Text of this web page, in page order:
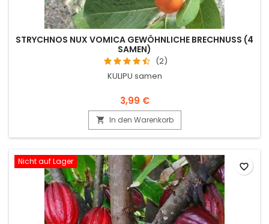
STRYCHNOS NUX VOMICA GEWÖHNLICHE BRECHNUSS (4
SAMEN)
(2)
KULIPU samen
3,99 €
 In den Warenkorb
Nicht auf Lager favorite_border